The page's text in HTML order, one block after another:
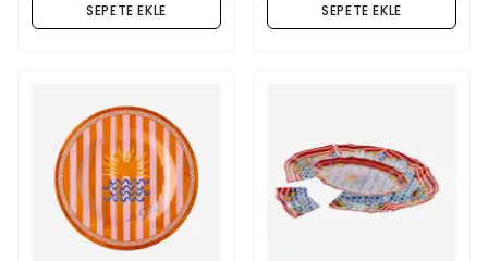
SEPETE EKLE SEPETE EKLE